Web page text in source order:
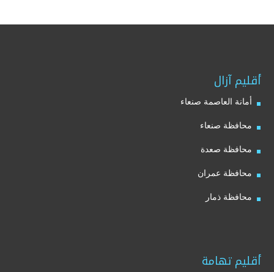
أقليم آزال
أمانة العاصمة صنعاء
محافظة صنعاء
محافظة صعدة
محافظة عمران
محافظة ذمار
أقليم تهامة